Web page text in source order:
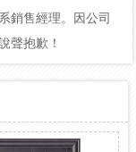
銷售經理。因公司
聲抱歉！